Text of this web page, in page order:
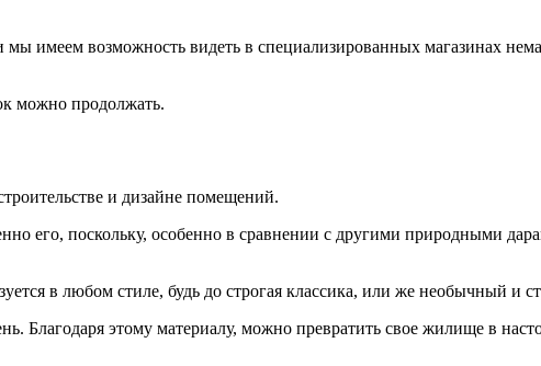
имеем возможность видеть в специализированных магазинах
можно продолжать.
и дизайне помещений.
его, поскольку, особенно в сравнении с другими природными
в любом стиле, будь до строгая классика, или же необычный и
Благодаря этому материалу, можно превратить свое жилище в